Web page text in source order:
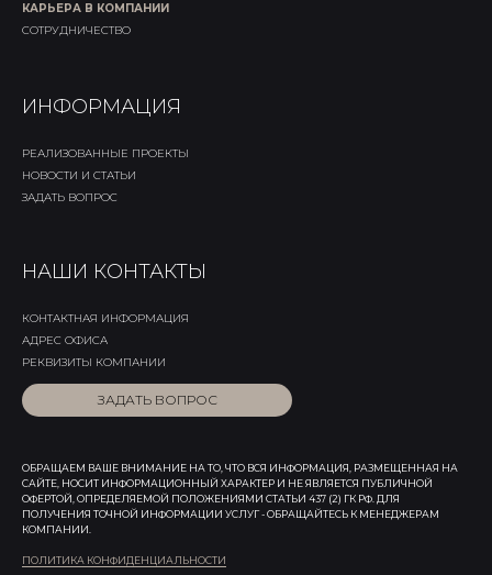
КОНТАКТНАЯ ИНФОРМАЦИЯ
АДРЕС ОФИСА
РЕКВИЗИТЫ КОМПАНИИ
ОБРАЩАЕМ ВАШЕ ВНИМАНИЕ НА ТО, ЧТО ВСЯ ИНФОРМАЦИЯ, РАЗМЕЩЕННАЯ НА
САЙТЕ, НОСИТ ИНФОРМАЦИОННЫЙ ХАРАКТЕР И НЕ ЯВЛЯЕТСЯ ПУБЛИЧНОЙ
ОФЕРТОЙ, ОПРЕДЕЛЯЕМОЙ ПОЛОЖЕНИЯМИ СТАТЬИ 437 (2) ГК РФ. ДЛЯ
ПОЛУЧЕНИЯ ТОЧНОЙ ИНФОРМАЦИИ УСЛУГ - ОБРАЩАЙТЕСЬ К МЕНЕДЖЕРАМ
КОМПАНИИ.
ПОЛИТИКА КОНФИДЕНЦИАЛЬНОСТИ
КАРЬЕРА В КОМПАНИИ
СОТРУДНИЧЕСТВО
ИНФОРМАЦИЯ
РЕАЛИЗОВАННЫЕ ПРОЕКТЫ
НОВОСТИ И СТАТЬИ
ЗАДАТЬ ВОПРОС
НАШИ КОНТАКТЫ
ЗАДАТЬ ВОПРОС